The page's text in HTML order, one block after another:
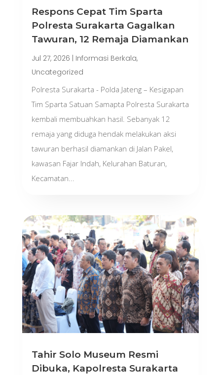
Respons Cepat Tim Sparta
Polresta Surakarta Gagalkan
Tawuran, 12 Remaja Diamankan
Jul 27, 2026 Informasi Berkala,
Uncategorized
Polresta Surakarta - Polda Jateng – Kesigapan
Tim Sparta Satuan Samapta Polresta Surakarta
kembali membuahkan hasil. Sebanyak 12
remaja yang diduga hendak melakukan aksi
tawuran berhasil diamankan di Jalan Pakel,
kawasan Fajar Indah, Kelurahan Baturan,
Kecamatan...
Tahir Solo Museum Resmi
Dibuka, Kapolresta Surakarta